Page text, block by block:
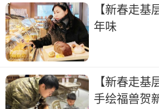
【新春走基
年味
【新春走基
手绘福兽贺